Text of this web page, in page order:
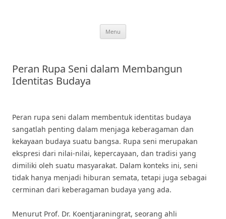
Menu
Peran Rupa Seni dalam Membangun
Identitas Budaya
Peran rupa seni dalam membentuk identitas budaya
sangatlah penting dalam menjaga keberagaman dan
kekayaan budaya suatu bangsa. Rupa seni merupakan
ekspresi dari nilai-nilai, kepercayaan, dan tradisi yang
dimiliki oleh suatu masyarakat. Dalam konteks ini, seni
tidak hanya menjadi hiburan semata, tetapi juga sebagai
cerminan dari keberagaman budaya yang ada.
Menurut Prof. Dr. Koentjaraningrat, seorang ahli